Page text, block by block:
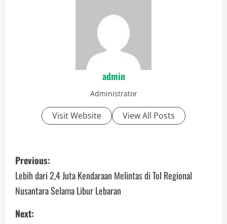
admin
Administrator
Visit Website View All Posts
P
o
s
t
Previous:
Lebih dari 2,4 Juta Kendaraan Melintas di Tol Regional
Nusantara Selama Libur Lebaran
Next: